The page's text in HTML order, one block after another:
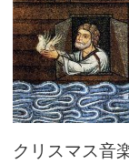
クリスマス音